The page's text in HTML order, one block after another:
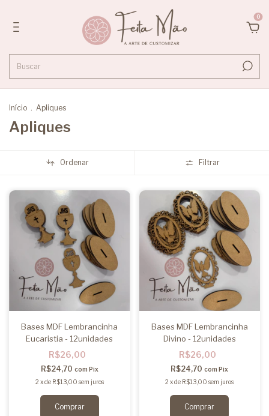
0
Início . Apliques
Apliques
Ordenar Filtrar
Bases MDF Lembrancinha
Eucaristia - 12unidades
R$26,00
R$24,70 com Pix
2 xde R$13,00 sem juros
Bases MDF Lembrancinha
Divino - 12unidades
R$26,00
R$24,70com Pix
2 xde R$13,00 sem juros